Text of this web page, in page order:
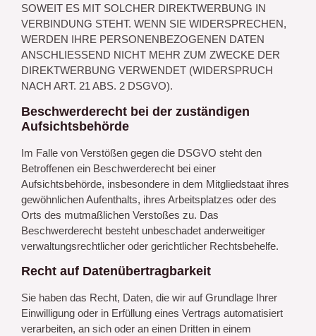
SOWEIT ES MIT SOLCHER DIREKTWERBUNG IN
VERBINDUNG STEHT. WENN SIE WIDERSPRECHEN,
WERDEN IHRE PERSONENBEZOGENEN DATEN
ANSCHLIESSEND NICHT MEHR ZUM ZWECKE DER
DIREKTWERBUNG VERWENDET (WIDERSPRUCH
NACH ART. 21 ABS. 2 DSGVO).
Beschwerde­recht bei der zuständigen
Aufsichts­behörde
Im Falle von Verstößen gegen die DSGVO steht den
Betroffenen ein Beschwerderecht bei einer
Aufsichtsbehörde, insbesondere in dem Mitgliedstaat ihres
gewöhnlichen Aufenthalts, ihres Arbeitsplatzes oder des
Orts des mutmaßlichen Verstoßes zu. Das
Beschwerderecht besteht unbeschadet anderweitiger
verwaltungsrechtlicher oder gerichtlicher Rechtsbehelfe.
Recht auf Daten­übertrag­barkeit
Sie haben das Recht, Daten, die wir auf Grundlage Ihrer
Einwilligung oder in Erfüllung eines Vertrags automatisiert
verarbeiten, an sich oder an einen Dritten in einem